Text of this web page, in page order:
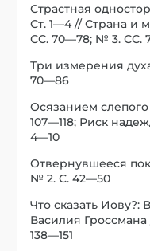
Страстная
Ст. 1—4 // Страна и
СС. 70—78; № 3. СС.
Три измерения
70—86
Осязанием
107—118; Риск
4—10
Отвернувшееся
№ 2. С. 42—50
Что сказать Иову?:
Василия
138—151